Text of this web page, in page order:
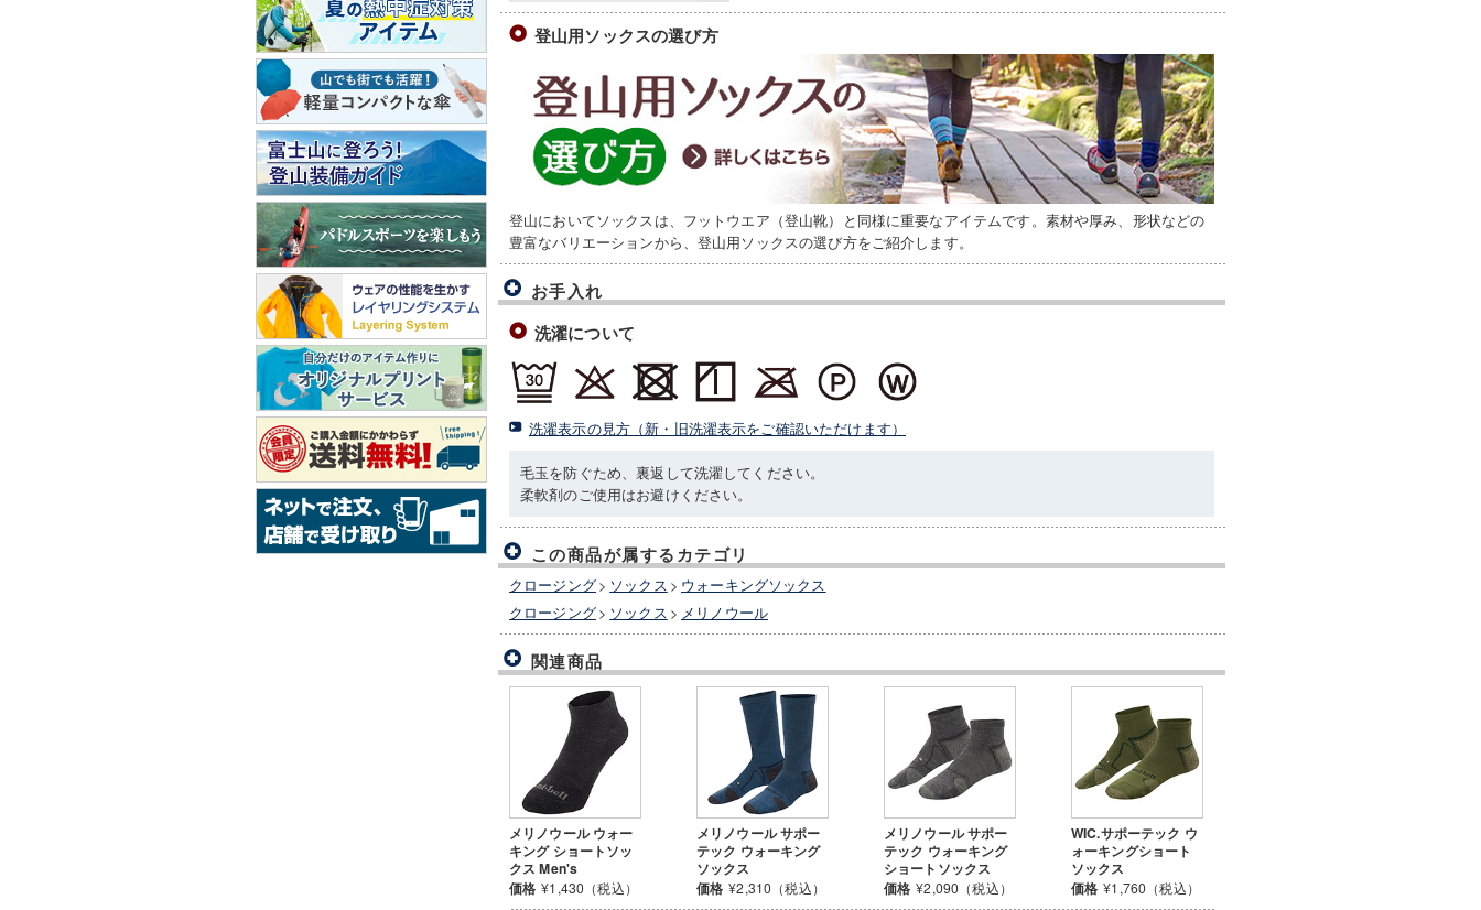
登山用ソックスの選び方
登山においてソックスは、フットウエア（登山靴）と同様に重要なアイテムです。素材や厚み、形状などの
豊富なバリエーションから、登山用ソックスの選び方をご紹介します。
お手入れ
洗濯について
洗濯表示の見方（新・旧洗濯表示をご確認いただけます）
毛玉を防ぐため、裏返して洗濯してください。
柔軟剤のご使用はお避けください。
この商品が属するカテゴリ
クロージング> ソックス > ウォーキングソックス
クロージング> ソックス > メリノウール
関連商品
メリノウール ウォー
キング ショートソッ
クス Men's
価格 ¥1,430（税込）
メリノウール サポー
テック ウォーキング
ソックス
価格 ¥2,310（税込）
メリノウール サポー
テック ウォーキング
ショートソックス
価格 ¥2,090（税込）
WIC.サポーテック ウ
ォーキングショート
ソックス
価格 ¥1,760（税込）